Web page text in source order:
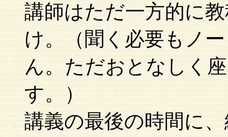
講師はただ一方的に
け。（聞く必要もノ
ん。ただおとなしく
す。）
講義の最後の時間に